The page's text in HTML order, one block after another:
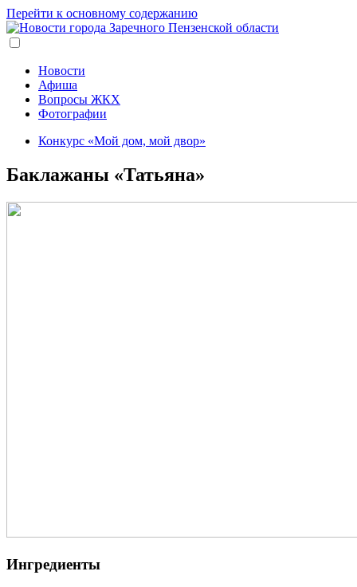
Перейти к основному содержанию
Новости
Афиша
Вопросы ЖКХ
Фотографии
Конкурс «Мой дом, мой двор»
Баклажаны «Татьяна»
Ингредиенты